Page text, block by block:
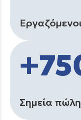
Σημεία